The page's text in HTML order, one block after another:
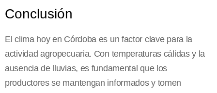
Conclusión
El clima hoy en Córdoba es un factor clave para la
actividad agropecuaria. Con temperaturas cálidas y la
ausencia de lluvias, es fundamental que los
productores se mantengan informados y tomen